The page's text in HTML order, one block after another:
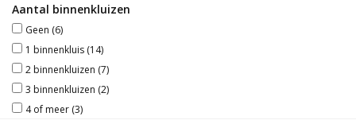
Aantal binnenkluizen
Geen (6)
1 binnenkluis (14)
2 binnenkluizen (7)
3 binnenkluizen (2)
4 of meer (3)